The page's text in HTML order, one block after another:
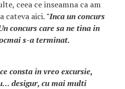
ceea ce inseamna ca am
cateva aici. "Inca un concurs
concurs care sa ne tina in
s-a terminat.
consta in vreo excursie,
desigur, cu mai multi